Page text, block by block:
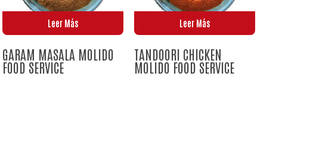
Leer Más
GARAM MASALA MOLIDO
FOOD SERVICE
Leer Más
TANDOORI CHICKEN
MOLIDO FOOD SERVICE